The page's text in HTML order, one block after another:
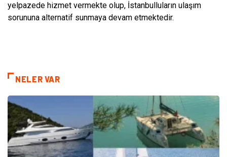
yelpazede hizmet vermekte olup, İstanbulluların ulaşım
sorununa alternatif sunmaya devam etmektedir.
NELER VAR